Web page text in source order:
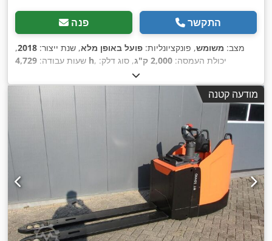
פנה התקשר
מצב: משומש, פונקציונליות: פועל באופן מלא, שנת ייצור: 2018
,
שעות עבודה: 4,729 h , יכולת העמסה: 2,000 ק"ג
, סוג דלק:
מודעה קטנה